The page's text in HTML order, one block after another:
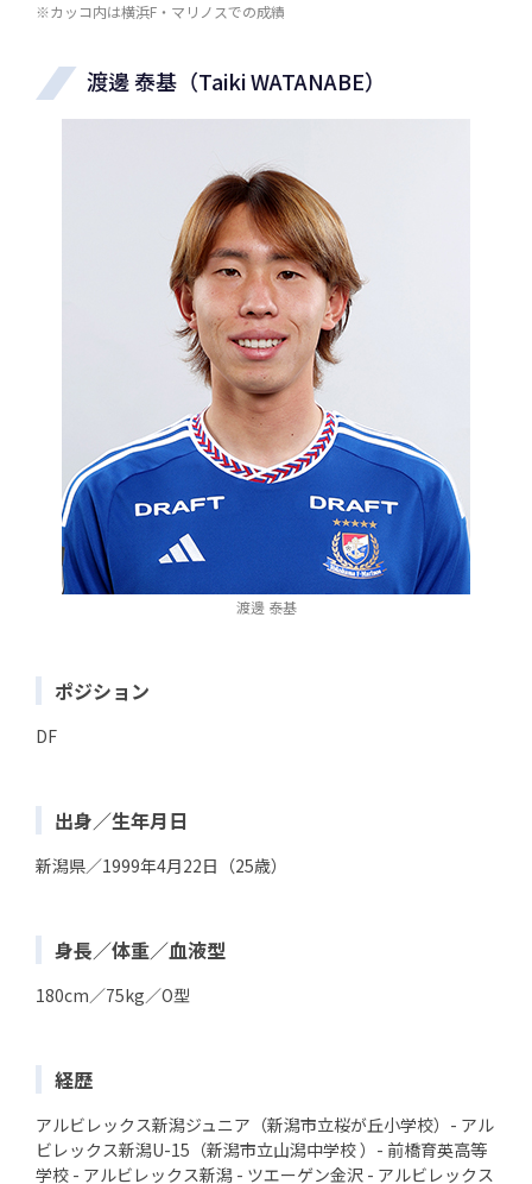
※カッコ内は横浜F・マリノスでの成績
渡邊 泰基（Taiki WATANABE）
渡邊 泰基
ポジション
DF
出身／生年月日
新潟県／1999年4月22日（25歳）
身長／体重／血液型
180cm／75kg／O型
経歴
アルビレックス新潟ジュニア（新潟市立桜が丘小学校）- アル
ビレックス新潟U-15（新潟市立山潟中学校 ）- 前橋育英高等
学校 - アルビレックス新潟 - ツエーゲン金沢 - アルビレックス